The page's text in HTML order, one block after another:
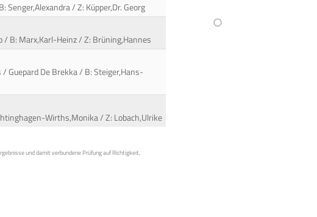
/ Z: Küpper,Dr. Georg
B: Marx,Karl-Heinz / Z: Brüning,Hannes
Guepard De Brekka / B: Steiger,Hans-
Wirths,Monika / Z: Lobach,Ulrike
und damit verbundene Prüfung auf Richtigkeit,